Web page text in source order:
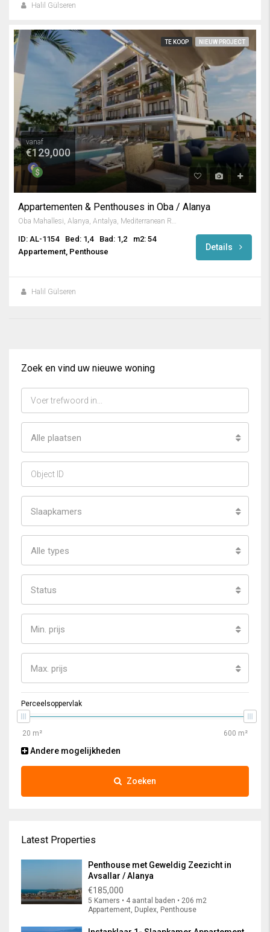
Halil Gülseren
TE KOOP NIEUW PROJECT
vanaf
€129,000
Appartementen & Penthouses in Oba / Alanya
ID: AL-1154 Bed: 1,4 Bad: 1,2
m2: 54
Appartement, Penthouse
Details
Halil Gülseren
Zoek en vind uw nieuwe woning
Alle plaatsen
Slaapkamers
Alle types
Status
Min. prijs
Max. prijs
Perceelsoppervlak
Andere mogelijkheden
Zoeken
Latest Properties
Penthouse met Geweldig Zeezicht in
Avsallar / Alanya
€185,000
5 Kamers • 4 aantal baden • 206 m2
Appartement, Duplex, Penthouse